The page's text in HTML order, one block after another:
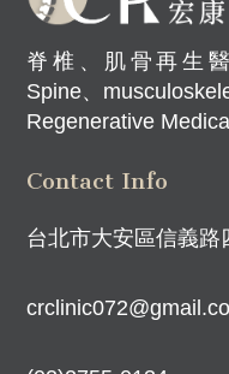
脊椎、肌骨再生
Spine、
Regenerative
Contact Info
台北市大安區信義路